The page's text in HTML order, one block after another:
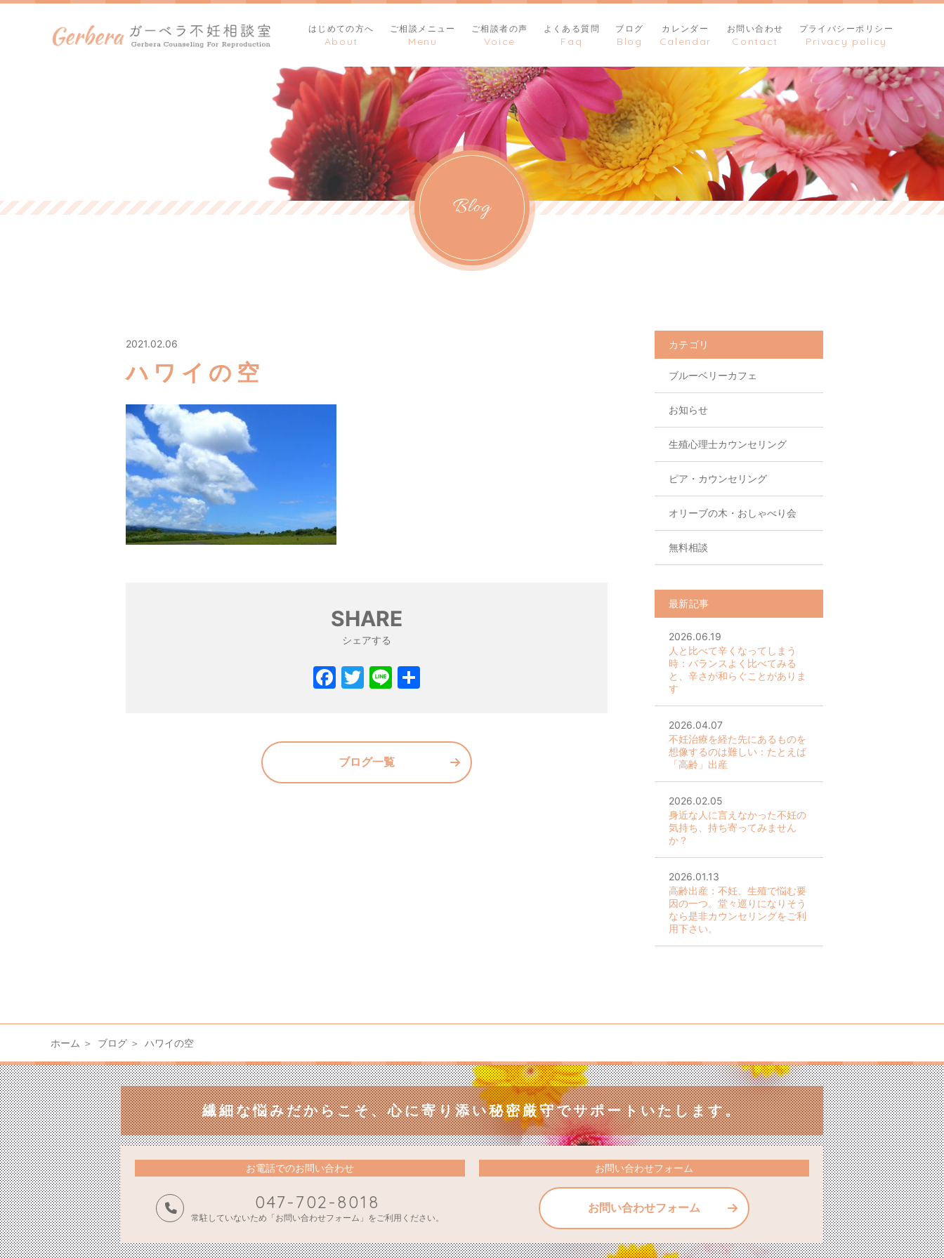
はじめての方へ ご相談メニュー ご相談者の声 よくある質問 ブログ カレンダー お問い合わせ プライバシーポリシー
Blog
2021.02.06
ハワイの空
SHARE
シェアする
F
e
b
o
T
er
Li
ブログ一覧
カテゴリ
ブルーベリーカフェ
お知らせ
生殖心理士カウンセリング
ピア・カウンセリング
オリーブの木・おしゃべり会
無料相談
最新記事
2026.06.19
人と比べて辛くなってしまう
時：バランスよく比べてみる
と、辛さが和らぐことがありま
す
2026.04.07
不妊治療を経た先にあるものを
想像するのは難しい：たとえば
「高齢」出産
2026.02.05
身近な人に言えなかった不妊の
気持ち、持ち寄ってみません
か？
2026.01.13
高齢出産：不妊、生殖で悩む要
因の一つ。堂々巡りになりそう
なら是非カウンセリングをご利
用下さい。
ホーム ブログ ハワイの空
繊細な悩みだからこそ、心に寄り添い秘密厳守でサポートいたします。
お電話でのお問い合わせ
047-702-8018
常駐していないため「お問い合わせフォーム」をご利用ください。
お問い合わせフォーム
お問い合わせフォーム